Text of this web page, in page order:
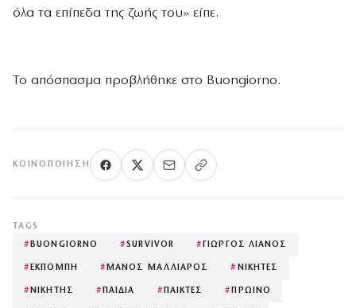
όλα τα επίπεδα της ζωής του» είπε.
Το απόσπασμα προβλήθηκε στο Buongiorno.
ΚΟΙΝΟΠΟΊΗΣΗ
TAGS
# BUONGIORNO #SURVIVOR # ΓΙΩΡΓΟΣ ΛΙΑΝΟΣ
# ΕΚΠΟΜΠΗ # ΜΑΝΟΣ ΜΑΛΛΙΑΡΟΣ # ΝΙΚΗΤΕΣ
# ΝΙΚΗΤΗΣ # ΠΑΙΔΙΑ # ΠΑΙΚΤΕΣ # ΠΡΩΙΝΟ